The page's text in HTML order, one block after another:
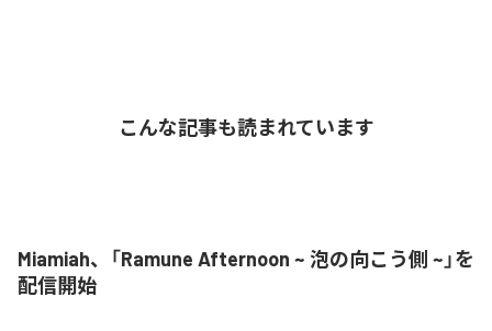
こんな記事も読まれています
Miamiah、「Ramune Afternoon ~ 泡の向こう側 ~」を
配信開始